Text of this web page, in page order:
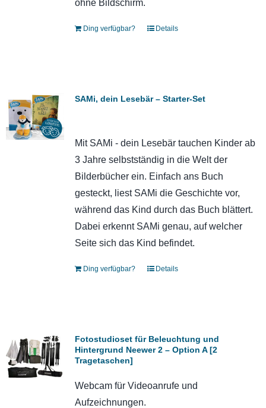
ohne Bildschirm.
Ding verfügbar? Details
SAMi, dein Lesebär – Starter-Set
Mit SAMi - dein Lesebär tauchen Kinder ab
3 Jahre selbstständig in die Welt der
Bilderbücher ein. Einfach ans Buch
gesteckt, liest SAMi die Geschichte vor,
während das Kind durch das Buch blättert.
Dabei erkennt SAMi genau, auf welcher
Seite sich das Kind befindet.
Ding verfügbar? Details
Fotostudioset für Beleuchtung und
Hintergrund Neewer 2 – Option A [2
Tragetaschen]
Webcam für Videoanrufe und
Aufzeichnungen.